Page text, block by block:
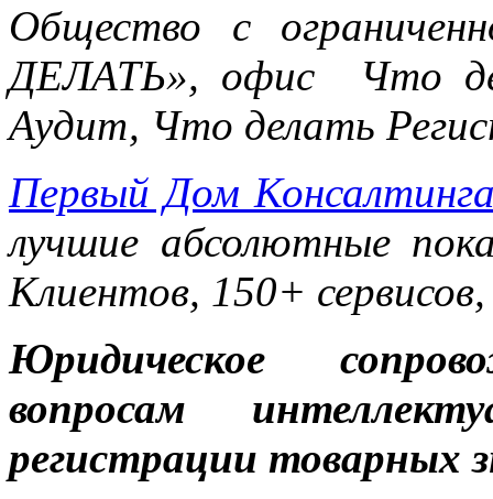
Общество с
ДЕЛАТЬ», офис Что
Аудит, Что делать
Первый Дом
лучшие абсолютные
Клиентов, 150+
Юридическое
вопросам
регистрации товарных